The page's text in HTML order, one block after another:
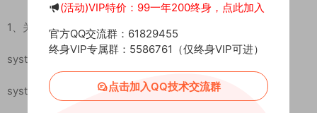
搭建环境：
CENTOS 7以上系统
Nginx1.18
Mysql5.7
PHP7.3
(活动)VIP特价：99一年200终身，点此加入
官方QQ交流群：61829455
终身VIP专属群：5586761（仅终身VIP可进）
点击加入QQ技术交流群